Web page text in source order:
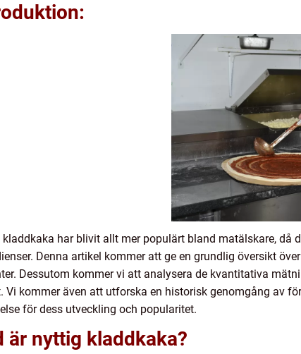
kladdkaka har blivit allt mer populärt bland matälskare,
Denna artikel kommer att ge en grundlig översikt
Dessutom kommer vi att analysera de kvantitativa
Vi kommer även att utforska en historisk genomgång av
för dess utveckling och popularitet.
är nyttig kladdkaka?